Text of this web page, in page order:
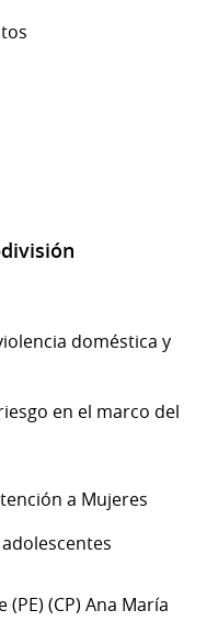
doméstica y
en el marco del
a Mujeres
(CP) Ana María